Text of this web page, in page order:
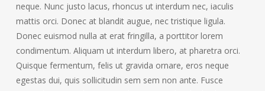
neque. Nunc justo lacus, rhoncus ut interdum nec, iaculis
mattis orci. Donec at blandit augue, nec tristique ligula.
Donec euismod nulla at erat fringilla, a porttitor lorem
condimentum. Aliquam ut interdum libero, at pharetra orci.
Quisque fermentum, felis ut gravida ornare, eros neque
egestas dui, quis sollicitudin sem sem non ante. Fusce